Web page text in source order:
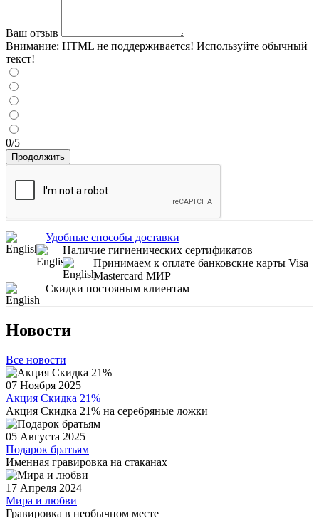
Ваш отзыв
Внимание: HTML не поддерживается! Используйте обычный
текст!
0/5
Продолжить
Удобные способы доставки
Наличие гигиенических сертификатов
Принимаем к оплате банковские карты Visa
Mastercard МИР
Скидки постояным клиентам
Новости
Все новости
07 Ноября 2025
Акция Скидка 21%
Акция Скидка 21% на серебряные ложки
05 Августа 2025
Подарок братьям
Именная гравировка на стаканах
17 Апреля 2024
Мира и любви
Гравировка в необычном месте